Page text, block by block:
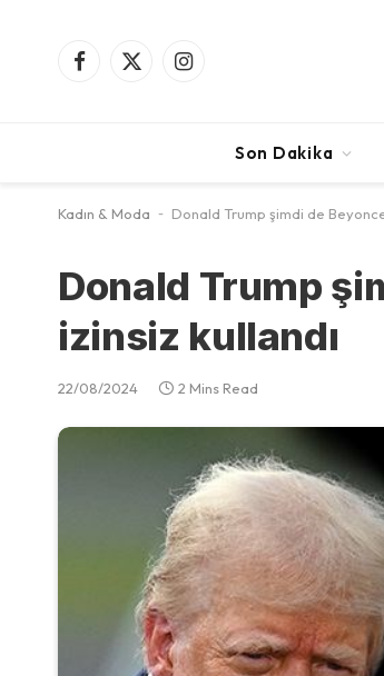
Facebook
X
Instagram
Son Dakika
Kadın & Moda - Donald Trump şimdi de
Donald Trump
izinsiz kullandı
22/08/2024 2 Mins Read